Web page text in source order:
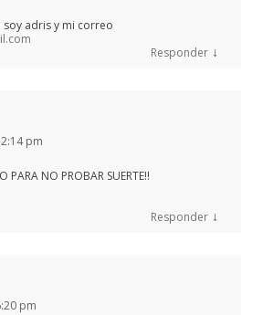
adris y mi correo
Responder ↓
pm
PARA NO PROBAR SUERTE!!
Responder ↓
pm